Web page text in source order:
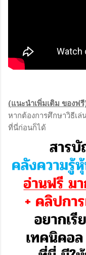
(แนะนำเพิ่มเติม ของฟรี
หากต้องการศึกษาวิธีเ
ที่นี่ก่อนก็ได้